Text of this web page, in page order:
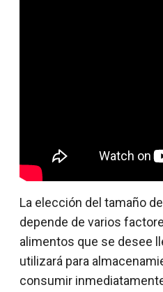
La elección del tamaño
depende de varios
alimentos que se desee
utilizará para
consumir